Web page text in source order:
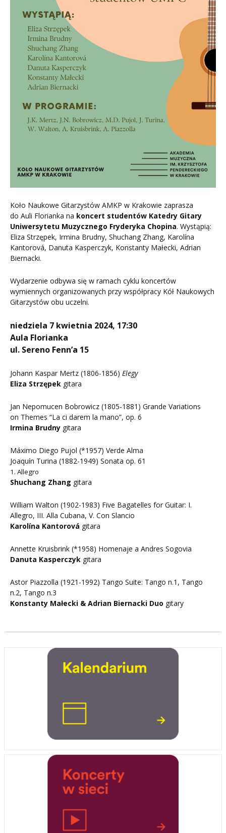
Koło Naukowe Gitarzystów AMKP w Krakowie zaprasza
do Auli Florianka na koncert studentów Katedry Gitary
Uniwersytetu Muzycznego Fryderyka Chopina. Wystąpią:
Eliza Strzępek, Irmina Brudny, Shuchang Zhang, Karolína
Kantorová, Danuta Kasperczyk, Konstanty Małecki, Adrian
Biernacki.
Wydarzenie odbywa się w ramach cyklu koncertów
wymiennych organizowanych przy współpracy Kół Naukowych
Gitarzystów obu uczelni.
niedziela 7 kwietnia 2024, 17:30
Aula Florianka
ul. Sereno Fenn’a 15
Johann Kaspar Mertz (1806-1856) Elegy
Eliza Strzępek gitara
Jan Nepomucen Bobrowicz (1805-1881) Grande Variations
on Themes “La ci darem la mano”, op. 6
Irmina Brudny gitara
Máximo Diego Pujol (*1957) Verde Alma
Joaquín Turina (1882-1949) Sonata op. 61
1. Allegro
Shuchang Zhang gitara
William Walton (1902-1983) Five Bagatelles for Guitar: I.
Allegro, III. Alla Cubana, V. Con Slancio
Karolína Kantorová gitara
Annette Kruisbrink (*1958) Homenaje a Andres Sogovia
Danuta Kasperczyk gitara
Astor Piazzolla (1921-1992) Tango Suite: Tango n.1, Tango
n.2, Tango n.3
Konstanty Małecki & Adrian Biernacki Duo gitary